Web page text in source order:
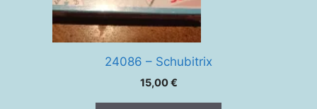
24086 – Schubitrix
15,00€